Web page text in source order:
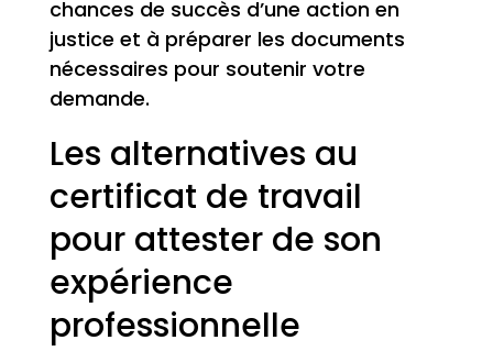
chances de succès d’une action en
justice et à préparer les documents
nécessaires pour soutenir votre
demande.
Les alternatives au
certificat de travail
pour attester de son
expérience
professionnelle